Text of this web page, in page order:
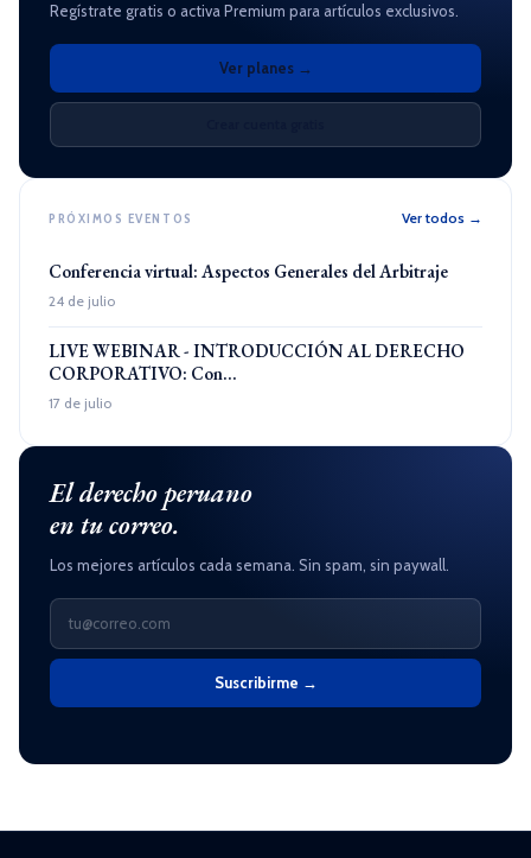
Regístrate gratis o activa Premium para artículos exclusivos.
Ver planes →
PRÓXIMOS EVENTOS Ver todos →
Conferencia virtual: Aspectos Generales del Arbitraje
24 de julio
LIVE WEBINAR - INTRODUCCIÓN AL DERECHO
CORPORATIVO: Con...
17 de julio
El derecho peruano
en tu correo.
Los mejores artículos cada semana. Sin spam, sin paywall.
Suscribirme →